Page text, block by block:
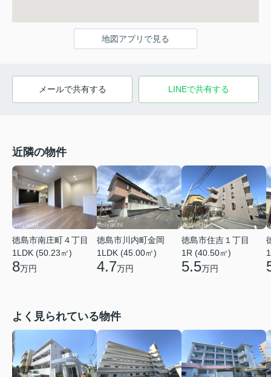
地図アプリで見る
メールで共有する LINEで共有する
近隣の物件
徳島市南庄町４丁目
1LDK (50.23㎡)
8万円
徳島市川内町金岡
1LDK (45.00㎡)
4.7万円
徳島市住吉１丁目
1R (40.50㎡)
5.5万円
よく見られている物件